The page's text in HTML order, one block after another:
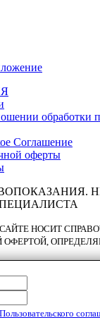
обработки
Соглашение
оферты
НОСИТ
Пользовательского